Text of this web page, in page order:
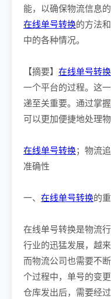
能，以确保物流信息
在线单号转换的方法
中的各种情况。
【摘要】 在线单号转换
一个平台的过程。这
递至关重要。通过掌握
可以更加便捷地处理
在线单号转换；物流
准确性
一、 在线单号转换的
在线单号转换是物流
行业的迅猛发展，越
而物流公司也需要不
个过程中，单号的变
仓库发出后，需要经